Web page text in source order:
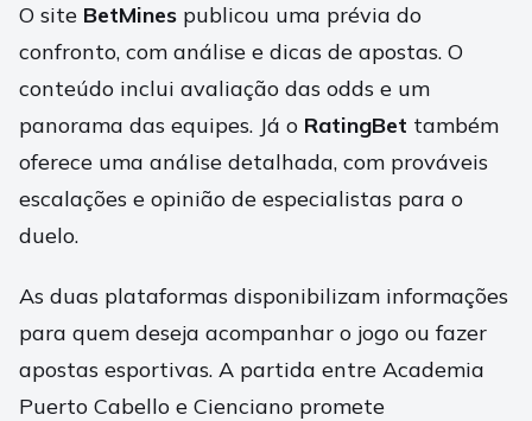
O site BetMines publicou uma prévia do
confronto, com análise e dicas de apostas. O
conteúdo inclui avaliação das odds e um
panorama das equipes. Já o RatingBet também
oferece uma análise detalhada, com prováveis
escalações e opinião de especialistas para o
duelo.
As duas plataformas disponibilizam informações
para quem deseja acompanhar o jogo ou fazer
apostas esportivas. A partida entre Academia
Puerto Cabello e Cienciano promete